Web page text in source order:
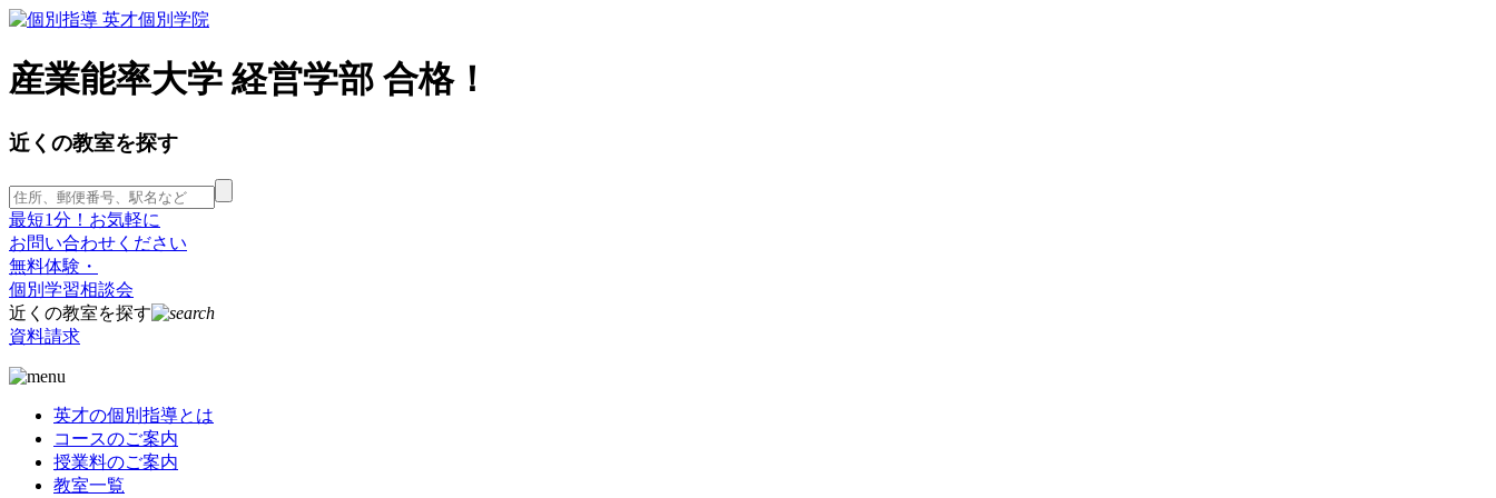
産業能率大学 経営学部 合格！
近くの教室を探す
最短1分！お気軽に
お問い合わせください
無料体験・
個別学習相談会
近くの教室を探す
資料請求
英才の個別指導とは
コースのご案内
授業料のご案内
教室一覧